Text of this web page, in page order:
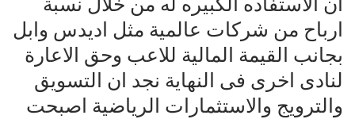
أن الاستفاده الكبيره له من خلال نسبة
ارباح من شركات عالمية مثل اديدس وابل
بجانب القيمة المالية للاعب وحق الاعارة
لنادى اخرى فى النهاية نجد ان التسويق
والترويج والاستثمارات الرياضية اصبحت